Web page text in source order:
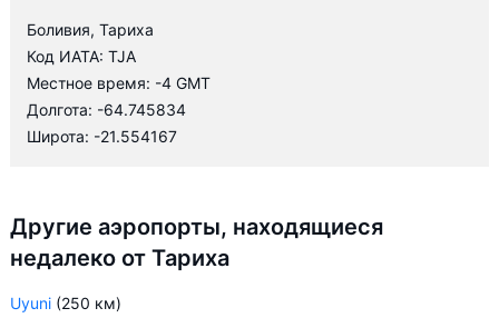
Боливия, Тариха
Код ИАТА: TJA
Местное время: -4 GMT
Долгота: -64.745834
Широта: -21.554167
Другие аэропорты, находящиеся
недалеко от Тариха
Uyuni (250 км)